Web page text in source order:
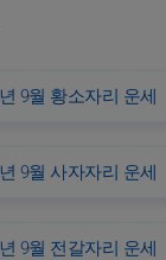
9월 황소자리 운세
9월 사자자리 운세
9월 전갈자리 운세